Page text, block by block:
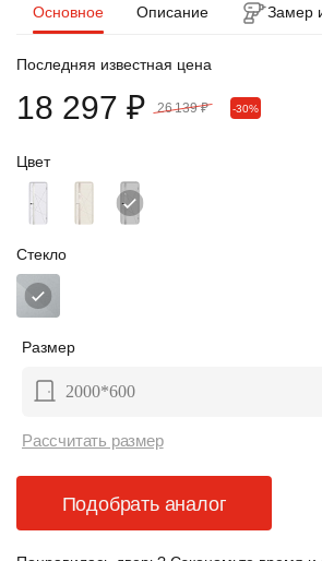
Основное Описание Замер
Цвет
Стекло
Размер
2000*600
Рассчитать размер
Последняя известная цена
18 297 ₽ 26 139 ₽ -30%
Подобрать аналог